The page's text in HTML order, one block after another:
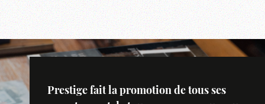
Prestige fait la promotion de tous ses